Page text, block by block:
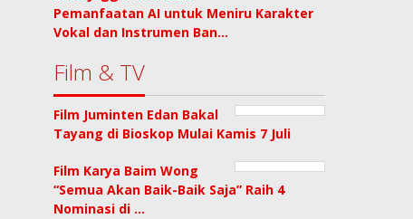
Pemanfaatan AI untuk Meniru Karakter
Vokal dan Instrumen Ban…
Film & TV
Film Juminten Edan Bakal
Tayang di Bioskop Mulai Kamis 7 Juli
Film Karya Baim Wong
“Semua Akan Baik-Baik Saja” Raih 4
Nominasi di …